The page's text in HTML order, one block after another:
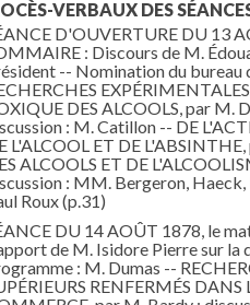
VERBAUX DES
D'OUVERTURE DU 13
: Discours de M.
-- Nomination du bureau
DES ALCOOLS, par M.
: M. Catillon -- DE
L'ALCOOL ET DE
ALCOOLS ET DE
: MM. Bergeron, Haeck,
Roux(p.31)
DU 14 AOÛT 1878, le
de M. Isidore Pierre sur la
: M. Dumas --
RENFERMÉS DANS